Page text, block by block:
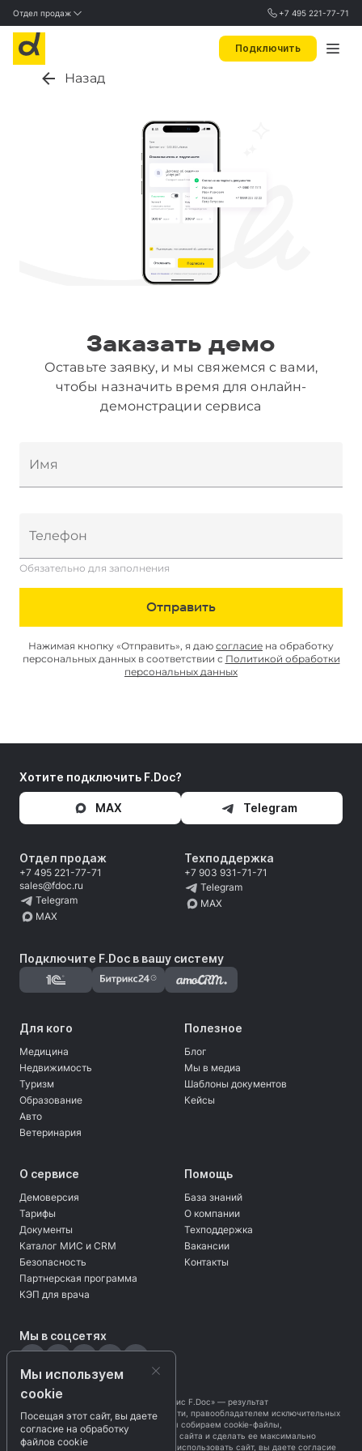
Отдел продаж +7 495 221-77-71
Подключить
Назад
Заказать демо
Оставьте заявку, и мы свяжемся с вами,
чтобы назначить время для онлайн-
демонстрации сервиса
Имя
Телефон
Обязательно для заполнения
Отправить
Нажимая кнопку «Отправить», я даю согласие на обработку
персональных данных в соответствии с Политикой обработки
персональных данных
Хотите подключить F.Doc?
MAX Telegram
Подключите F.Doc в вашу систему
Отдел продаж
+7 495 221-77-71
sales@fdoc.ru
Telegram
MAX
Техподдержка
+7 903 931-71-71
Telegram
MAX
Для кого
Медицина
Недвижимость
Туризм
Образование
Авто
Ветеринария
Полезное
Блог
Мы в медиа
Шаблоны документов
Кейсы
О сервисе
Демоверсия
Тарифы
Документы
Каталог МИС и CRM
Безопасность
Партнерская программа
КЭП для врача
Помощь
База знаний
О компании
Техподдержка
Вакансии
Контакты
Мы в соцсетях
Программа «Безбумажный офис F.Doc» — результат
интеллектуальной деятельности, правообладателем исключительных
прав является
. Мы собираем cookie-файлы,
чтобы оптимизировать работу сайта и сделать ее максимально
приятной для вас. Продолжая использовать сайт, вы даете согласие
Мы используем
cookie
Посещая этот сайт, вы даете
согласие на обработку
файлов cookie